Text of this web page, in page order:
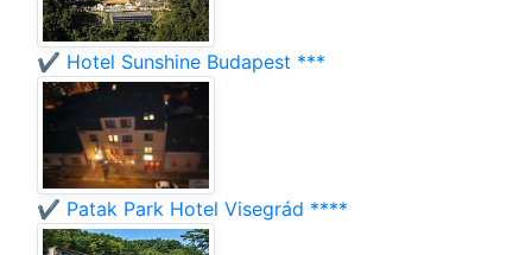
✔️ Hotel Sunshine Budapest ***
✔️ Patak Park Hotel Visegrád ****